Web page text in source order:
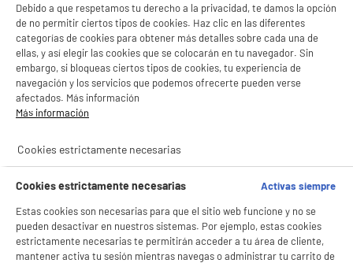
VALBERG HIGH ONE 4 PERSONAS
productItem_availability_txt-
current-store
LEGANÉS, MADRID
product_list_sticky_button_Filter
C
A
G
Frigorífico Combi No-Frost, 337L, 185cm, Clase
C, acabado Blanco Baby Skin suave, VALBERG
Capacidad : 337 L
- ofrecer publicidad y comunicaciones personalizadas
- facilitar el intercambio de contenido en las redes sociales
- analizar el tráfico en nuestro sitio web Consulta la política de cookies.
Consulta la política de cookies.
Si aceptas, la experiencia será aún mejor. Si no acepta, se utilizarán cookies
estadísticas anónimas basadas en tu navegación. Puedes oponerte a su uso
gestionando sus cookies.
¡Buena visita!
✔ ACEPTAR TODAS
Debido a que respetamos tu derecho a la privacidad, te damos la opción
de no permitir ciertos tipos de cookies. Haz clic en las diferentes
categorías de cookies para obtener más detalles sobre cada una de
ellas, y así elegir las cookies que se colocarán en tu navegador. Sin
embargo, si bloqueas ciertos tipos de cookies, tu experiencia de
navegación y los servicios que podemos ofrecerte pueden verse
afectados. Más información
Más información
Cookies estrictamente necesarias
Cookies estrictamente necesarias
Activas siempre
Estas cookies son necesarias para que el sitio web funcione y no se
pueden desactivar en nuestros sistemas. Por ejemplo, estas cookies
estrictamente necesarias te permitirán acceder a tu área de cliente,
mantener activa tu sesión mientras navegas o administrar tu carrito de